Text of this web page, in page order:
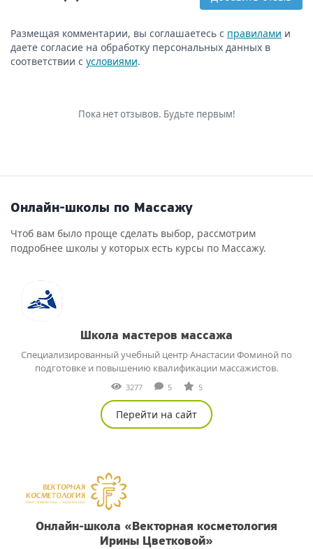
Размещая комментарии, вы соглашаетесь с правилами и
даете согласие на обработку персональных данных в
соответствии с условиями.
Пока нет отзывов. Будьте первым!
Онлайн-школы по Массажу
Чтоб вам было проще сделать выбор, рассмотрим
подробнее школы у которых есть курсы по Массажу.
Школа мастеров массажа
Специализированный учебный центр Анастасии Фоминой по
подготовке и повышению квалификации массажистов.
3277 5 5
Перейти на сайт
Онлайн-школа «Векторная косметология
Ирины Цветковой»